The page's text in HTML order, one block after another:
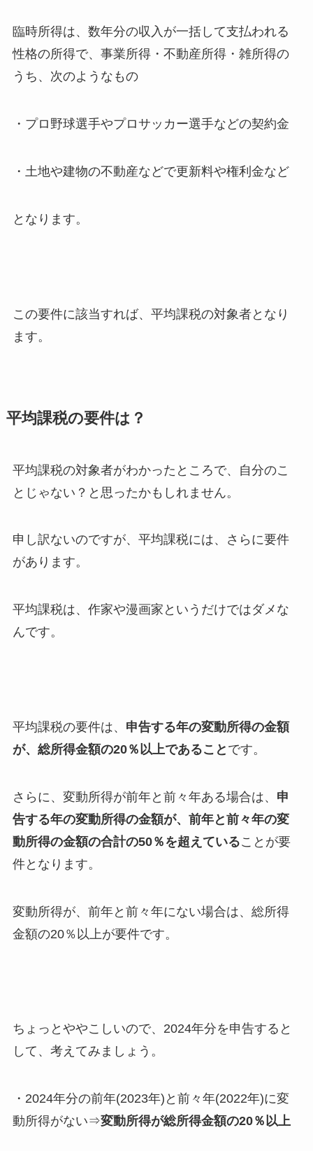
臨時所得は、数年分の収入が一括して支払われる
性格の所得で、事業所得・不動産所得・雑所得の
うち、次のようなもの
・プロ野球選手やプロサッカー選手などの契約金
・土地や建物の不動産などで更新料や権利金など
となります。
この要件に該当すれば、平均課税の対象者となり
ます。
平均課税の要件は？
平均課税の対象者がわかったところで、自分のこ
とじゃない？と思ったかもしれません。
申し訳ないのですが、平均課税には、さらに要件
があります。
平均課税は、作家や漫画家というだけではダメな
んです。
平均課税の要件は、 申告する年の変動所得の金額
が、総所得金額の20％以上であること です。
さらに、変動所得が前年と前々年ある場合は、 申
告する年の変動所得の金額が、前年と前々年の変
動所得の金額の合計の50％を超えていることが要
件となります。
変動所得が、前年と前々年にない場合は、総所得
金額の20％以上が要件です。
ちょっとややこしいので、2024年分を申告すると
して、考えてみましょう。
・2024年分の前年(2023年)と前々年(2022年)に変
動所得がない⇒変動所得が総所得金額の20％以上